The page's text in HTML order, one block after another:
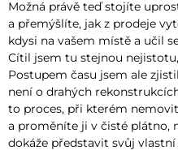
Možná právě teď stojíte
a přemýšlíte, jak z prodeje
kdysi na vašem místě a učil
Cítil jsem tu stejnou
Postupem času jsem ale
není o drahých
to proces, při kterém
a proměníte ji v čisté plátno,
dokáže představit svůj